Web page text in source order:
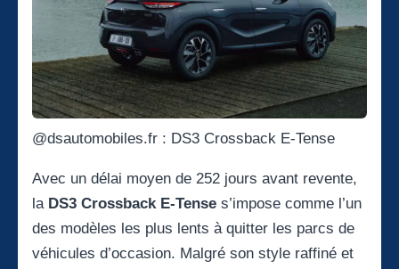
@dsautomobiles.fr : DS3 Crossback E-Tense
Avec un délai moyen de 252 jours avant revente,
la DS3 Crossback E-Tense s’impose comme l’un
des modèles les plus lents à quitter les parcs de
véhicules d’occasion. Malgré son style raffiné et